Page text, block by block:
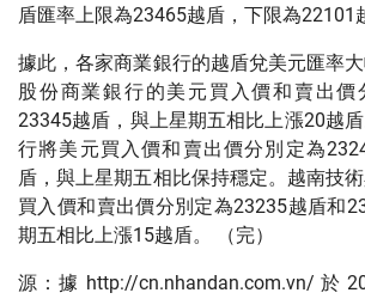
盾匯率上限為23465越盾，下限為22101
據此，各家商業銀行的越盾兌美元匯率
股份商業銀行的美元買入價和賣出價
23345越盾，與上星期五相比上漲20越
行將美元買入價和賣出價分別定為
盾，與上星期五相比保持穩定。越南技
買入價和賣出價分別定為23235越盾和
期五相比上漲15越盾。 （完）
源：據 http://cn.nhandan.com.vn/ 於